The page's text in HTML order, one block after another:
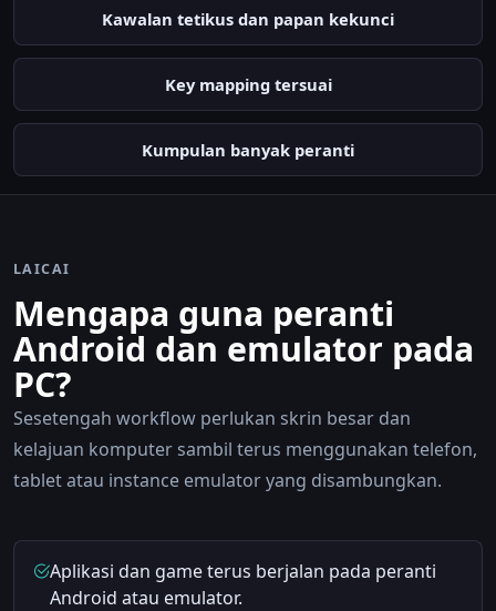
Kawalan tetikus dan papan kekunci
Key mapping tersuai
Kumpulan banyak peranti
LAICAI
Mengapa guna peranti
Android dan emulator pada
PC?
Sesetengah workflow perlukan skrin besar dan
kelajuan komputer sambil terus menggunakan telefon,
tablet atau instance emulator yang disambungkan.
Aplikasi dan game terus berjalan pada peranti
Android atau emulator.